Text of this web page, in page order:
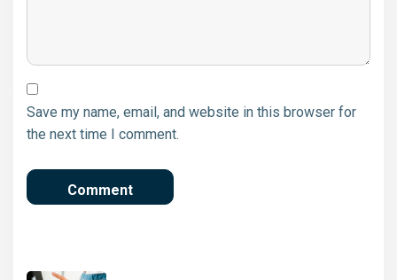
Save my name, email, and website in this browser for
the next time I comment.